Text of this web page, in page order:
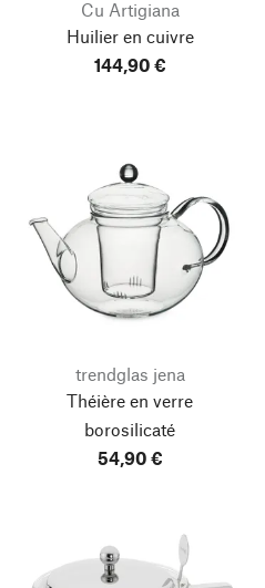
Cu Artigiana
Huilier en cuivre
144,90 €
trendglas jena
Théière en verre
borosilicaté
54,90 €